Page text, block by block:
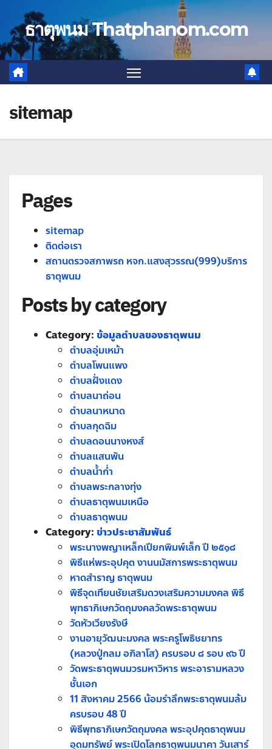
contentธาตุพนม Thatphanom.com
sitemap
Pages
sitemap
ติดต่อเรา
สถานตรวจสภาพรถ หจก.แสงสุวรรณ(999)บริการ
ธาตุพนม
Posts by category
Category: ข้อมูลตำบลของธาตุพนม
ตำบลอุ่มเหม้า
ตำบลโพนแพง
ตำบลฝั่งแดง
ตำบลนาถ่อน
ตำบลนาหนาด
ตำบลกุดฉิม
ตำบลดอนนางหงส์
ตำบลแสนพัน
ตำบลน้ำก่ำ
ตำบลพระกลางทุ่ง
ตำบลธาตุพนมเหนือ
ตำบลธาตุพนม
Category: ข่าวประชาสัมพันธ์
พระนางพญาเหล็กเปียกพิมพ์เล็ก ปี ๒๕๑๘
พิธีแห่พระอุปคุต งานนมัสการพระธาตุพนม
หาดสำราญ ธาตุพนม
พิธีจุดเทียนชัยเสริมดวงเสริมความมงคล พิธี
พุทธาภิเษกวัตถุมงคลวัดพระธาตุพนม
วัดหัวเวียงรังษี
งานอายุวัฒนะมงคล พระครูโพธิชยาทร
(หลวงปู่กลม อภิลาโส) ครบรอบ ๘ รอบ ๙๖ ปี
วัดพระธาตุพนมวรมหาวิหาร พระอารามหลวง
ชั้นเอก
11 สิงหาคม 2566 น้อมรำลึกพระธาตุพนมล้ม
ครบรอบ 48 ปี
พิธีพุทธาภิเษกวัตถุมงคล พระอุปคุตธาตุพนม
อุดมทรัพย์ พระเปิดโลกธาตุพนมนาคา วันเสาร์